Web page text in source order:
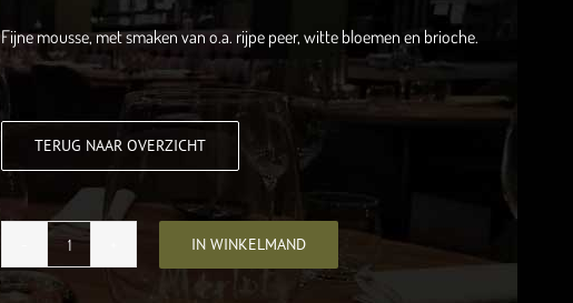
Fijne mousse, met smaken van o.a. rijpe peer, witte bloemen en brioche.
TERUG NAAR OVERZICHT
Mousserend,
IN WINKELMAND